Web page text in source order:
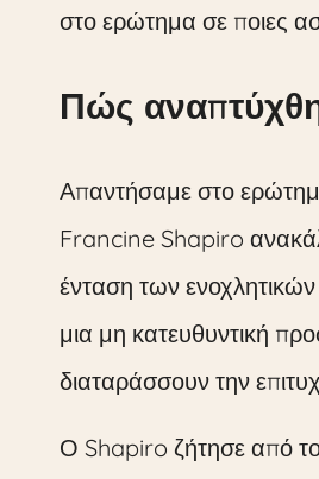
στο ερώτημα σε ποιες
Πώς
Απαντήσαμε στο
Francine Shapiro
ένταση των
μια μη κατευθυντική
διαταράσσουν την
Ο Shapiro ζήτησε από